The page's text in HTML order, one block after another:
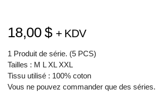
18,00$ + KDV
1 Produit de série. (5 PCS)
Tailles : M L XL XXL
Tissu utilisé : 100% coton
Vous ne pouvez commander que des